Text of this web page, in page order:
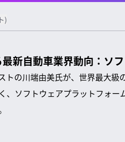
)
最新自動車業界動向：ソ
トの川端由美氏が、世界最大
、ソフトウェアプラットフォ